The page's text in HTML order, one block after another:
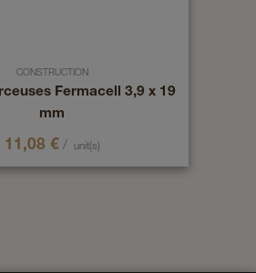
CONSTRUCTION
Fermacell 3,9 x 19
mm
11,08€/ unit(s)